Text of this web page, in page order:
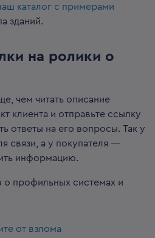
каталог с примерами
зданий.
на ролики о
чем читать описание
клиента и отправьте ссылку
ответы на его вопросы. Так у
связи, а у покупателя —
информацию.
о профильных системах и
от взлома